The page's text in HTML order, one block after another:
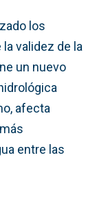
los
validez de la
un nuevo
afecta
entre las